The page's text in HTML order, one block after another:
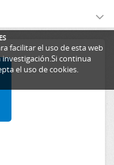
facilitar el uso de esta web
continua
el uso de cookies.